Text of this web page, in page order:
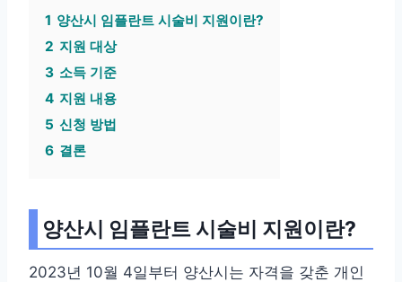
1 양산시 임플란트 시술비 지원이란?
2 지원 대상
3 소득 기준
4 지원 내용
5 신청 방법
6 결론
양산시 임플란트 시술비 지원이란?
2023년 10월 4일부터 양산시는 자격을 갖춘 개인